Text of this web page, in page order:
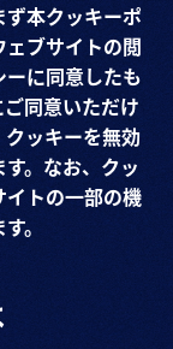
本クッキーポ
ブサイトの閲
に同意したも
同意いただけ
ッキーを無効
。なお、クッ
トの一部の機
。